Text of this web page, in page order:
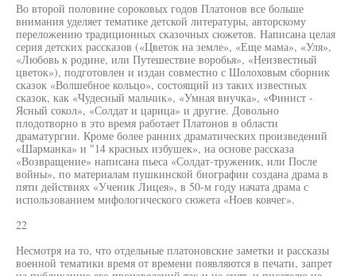
Во второй половине сороковых годов Платонов все больше
внимания уделяет тематике детской литературы, авторскому
переложению традиционных сказочных сюжетов. Написана целая
серия детских рассказов («Цветок на земле», «Еще мама», «Уля»,
«Любовь к родине, или Путешествие воробья», «Неизвестный
цветок»), подготовлен и издан совместно с Шолоховым сборник
сказок «Волшебное кольцо», состоящий из таких известных
сказок, как «Чудесный мальчик», «Умная внучка», «Финист -
Ясный сокол», «Солдат и царица» и другие. Довольно
плодотворно в это время работает Платонов в области
драматургии. Кроме более ранних драматических произведений
«Шарманка» и "14 красных избушек», на основе рассказа
«Возвращение» написана пьеса «Солдат-труженик, или После
войны», по материалам пушкинской биографии создана драма в
пяти действиях «Ученик Лицея», в 50-м году начата драма с
использованием мифологического сюжета «Ноев ковчег».
22
Несмотря на то, что отдельные платоновские заметки и рассказы
военной тематики время от времени появляются в печати, запрет